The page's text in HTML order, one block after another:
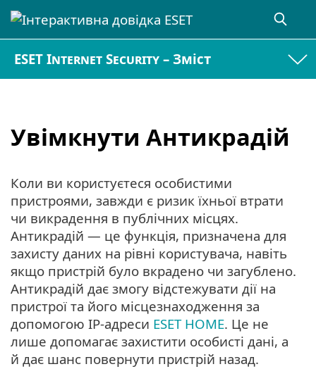
ESET Internet Security – Зміст
Увімкнути Антикрадій
Коли ви користуєтеся особистими
пристроями, завжди є ризик їхньої втрати
чи викрадення в публічних місцях.
Антикрадій — це функція, призначена для
захисту даних на рівні користувача, навіть
якщо пристрій було вкрадено чи загублено.
Антикрадій дає змогу відстежувати дії на
пристрої та його місцезнаходження за
допомогою IP-адреси ESET HOME. Це не
лише допомагає захистити особисті дані, а
й дає шанс повернути пристрій назад.